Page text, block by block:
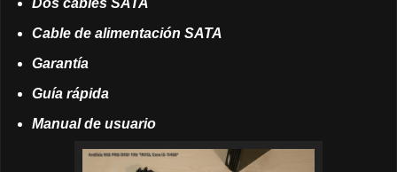
Dos cables SATA
Cable de alimentación SATA
Garantía
Guía rápida
Manual de usuario